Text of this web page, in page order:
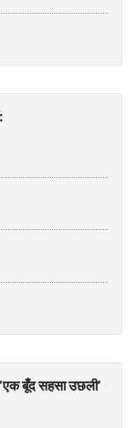
‘एक बूँद सहसा उछली’